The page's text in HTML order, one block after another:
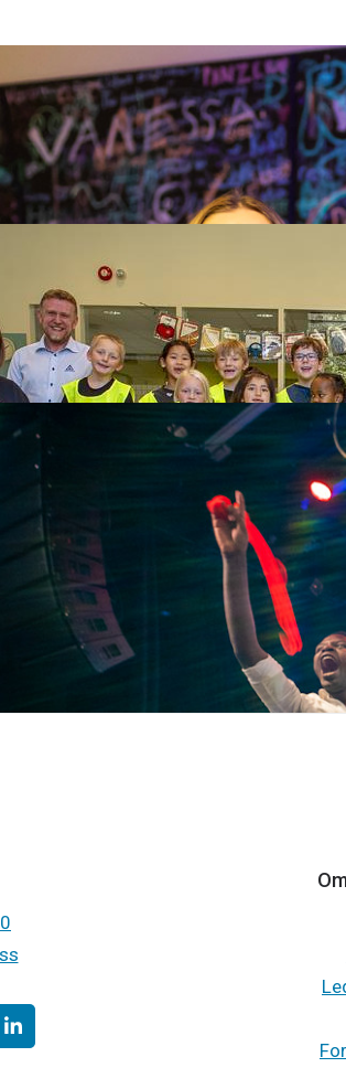
privilegium å få være sammen med
flink som politiet til å vises når det er
samarbeider NTE med festivaler,
av vårt samfunnsansvar.